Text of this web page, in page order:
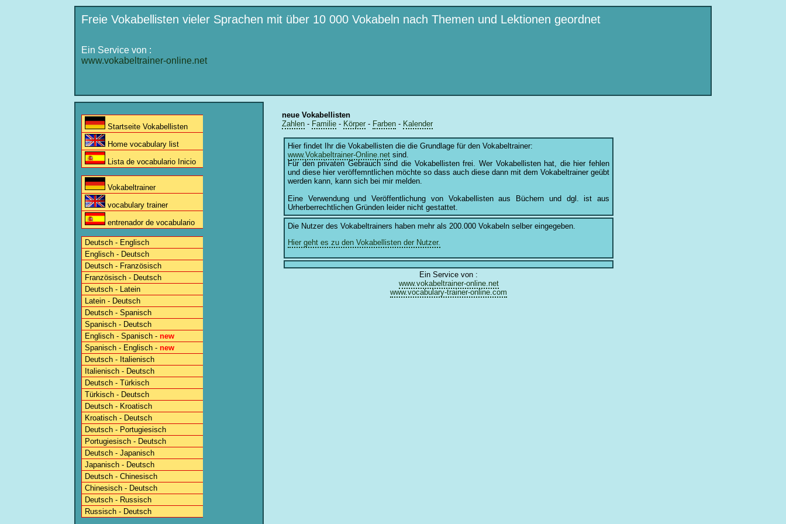
Freie Vokabellisten vieler Sprachen mit über 10 000 Vokabeln nach Themen und Lektionen geordnet
Ein Service von :
www.vokabeltrainer-online.net
Startseite Vokabellisten
Home vocabulary list
Lista de vocabulario Inicio
Vokabeltrainer
vocabulary trainer
entrenador de vocabulario
Deutsch - Englisch
Englisch - Deutsch
Deutsch - Französisch
Französisch - Deutsch
Deutsch - Latein
Latein - Deutsch
Deutsch - Spanisch
Spanisch - Deutsch
Englisch - Spanisch - new
Spanisch - Englisch - new
Deutsch - Italienisch
Italienisch - Deutsch
Deutsch - Türkisch
Türkisch - Deutsch
Deutsch - Kroatisch
Kroatisch - Deutsch
Deutsch - Portugiesisch
Portugiesisch - Deutsch
Deutsch - Japanisch
Japanisch - Deutsch
Deutsch - Chinesisch
Chinesisch - Deutsch
Deutsch - Russisch
Russisch - Deutsch
neue Vokabellisten
Zahlen - Familie - Körper - Farben - Kalender
Hier findet Ihr die Vokabellisten die die Grundlage für den Vokabeltrainer:
www.Vokabeltrainer-Online.net sind.
Für den privaten Gebrauch sind die Vokabellisten frei. Wer Vokabellisten hat, die hier fehlen
und diese hier veröffemntlichen möchte so dass auch diese dann mit dem Vokabeltrainer geübt
werden kann, kann sich bei mir melden.
Eine Verwendung und Veröffentlichung von Vokabellisten aus Büchern und dgl. ist aus
Urherberrechtlichen Gründen leider nicht gestattet.
Die Nutzer des Vokabeltrainers haben mehr als 200.000 Vokabeln selber eingegeben.
Hier geht es zu den Vokabellisten der Nutzer.
Ein Service von :
www.vokabeltrainer-online.net
www.vocabulary-trainer-online.com